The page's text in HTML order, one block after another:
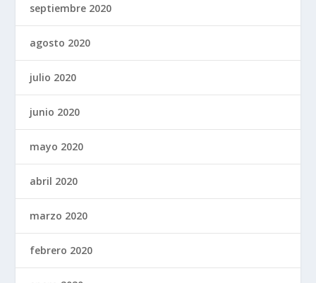
septiembre 2020
agosto 2020
julio 2020
junio 2020
mayo 2020
abril 2020
marzo 2020
febrero 2020